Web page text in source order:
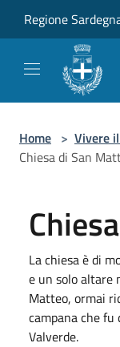
Regione
Home > Vivere
Chiesa di San
La chiesa è di
e un solo altare
Matteo, ormai
campana che
Valverde.